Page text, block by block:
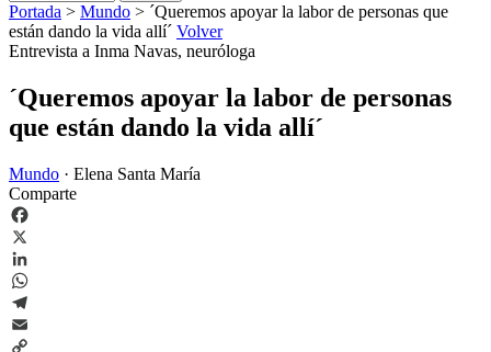
Portada > Mundo > ´Queremos apoyar la labor de personas que
están dando la vida allí´ Volver
Entrevista a Inma Navas, neuróloga
´Queremos apoyar la labor de personas
que están dando la vida allí´
Mundo · Elena Santa María
Comparte
Facebook
X
LinkedIn
WhatsApp
Telegram
Email